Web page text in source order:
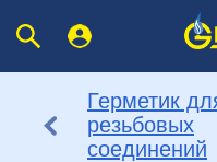
Герметик
резьбовых
соединений